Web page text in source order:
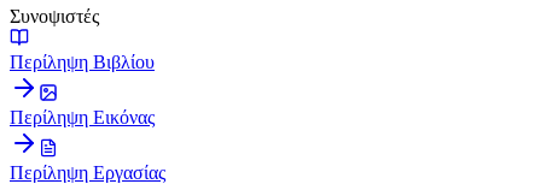
Συνοψιστές
Περίληψη Βιβλίου
Περίληψη Εικόνας
Περίληψη Εργασίας